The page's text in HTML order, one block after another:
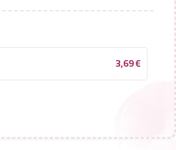
3,69€